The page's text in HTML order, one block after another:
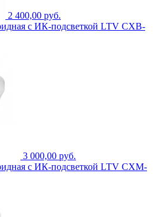
2 400,00 руб.
с ИК-подсветкой LTV CXB-
3 000,00 руб.
с ИК-подсветкой LTV CXM-